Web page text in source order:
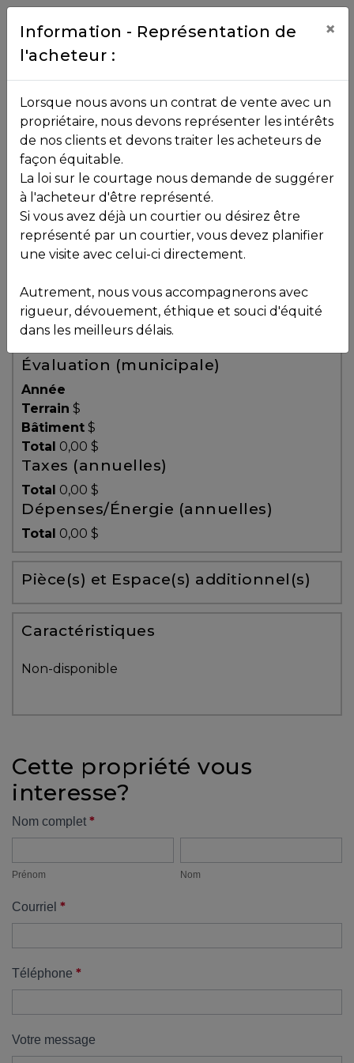
Contact
NOS
PROPRIÉTÉS
VOS
COURTIERS
Équipe
Partenaires
Témoignages
Blogue
ACHAT
Alerte
immobilière
Avec
un
courtier
vous
protégé!
outils
pour
financement
propriétaire
UNE
DÉCISION
!
de
démarrage
:
Toutes les propriétés
Vendu
, , ,
J8G 2C1
Voir plus de photos
Évaluation (municipale)
Année
Terrain $
Bâtiment $
Total 0,00 $
Taxes (annuelles)
Total 0,00 $
Dépenses/Énergie (annuelles)
Total 0,00 $
Pièce(s) et Espace(s) additionnel(s)
Caractéristiques
Non-disponible
Cette propriété vous
interesse?
Formulaire
Nom complet *
Prénom Nom
Courriel *
Téléphone *
Votre message
Information - Représentation de
l'acheteur :
×
Lorsque nous avons un contrat de vente avec un
propriétaire, nous devons représenter les intérêts
de nos clients et devons traiter les acheteurs de
façon équitable.
La loi sur le courtage nous demande de suggérer
à l'acheteur d'être représenté.
Si vous avez déjà un courtier ou désirez être
représenté par un courtier, vous devez planifier
une visite avec celui-ci directement.
Autrement, nous vous accompagnerons avec
rigueur, dévouement, éthique et souci d'équité
dans les meilleurs délais.